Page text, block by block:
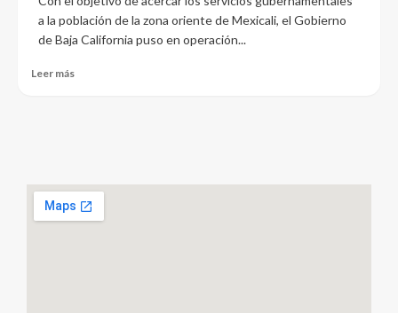
a la población de la zona oriente de Mexicali, el Gobierno
de Baja California puso en operación...
Leer más